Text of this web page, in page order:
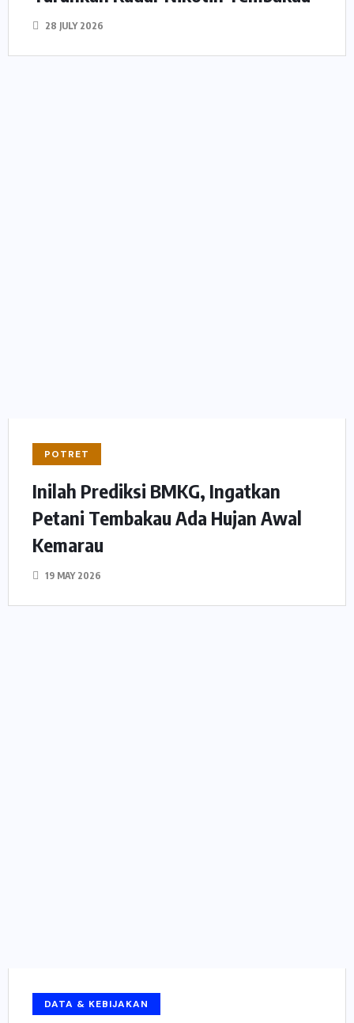
28 JULY 2026
POTRET
Inilah Prediksi BMKG, Ingatkan
Petani Tembakau Ada Hujan Awal
Kemarau
19 MAY 2026
DATA & KEBIJAKAN